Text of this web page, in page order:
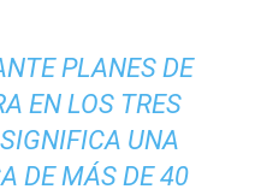
PLANES DE
EN LOS TRES
UNA
DE MÁS DE 40